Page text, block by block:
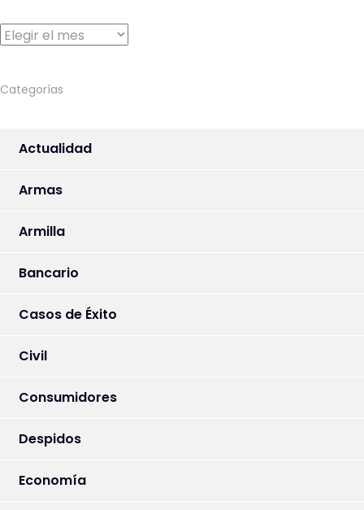
Archivo
Categorías
Actualidad
Armas
Armilla
Bancario
Casos de Éxito
Civil
Consumidores
Despidos
Economía